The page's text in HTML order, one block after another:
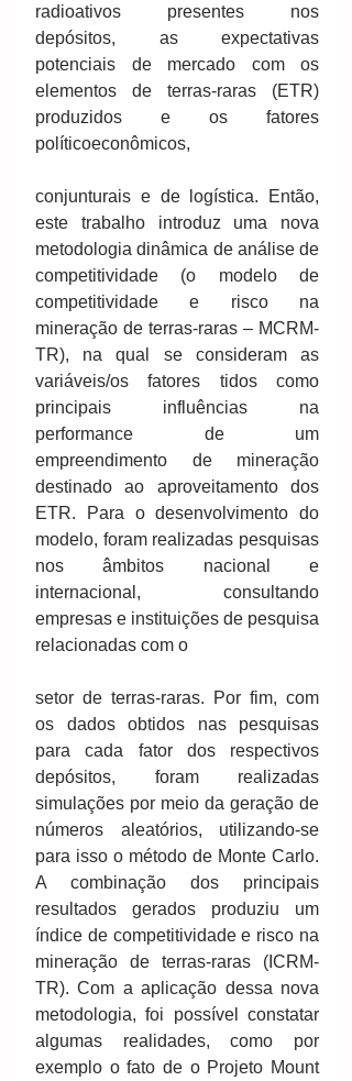
radioativos presentes nos
depósitos, as expectativas
potenciais de mercado com os
elementos de terras-raras (ETR)
produzidos e os fatores
políticoeconômicos,
conjunturais e de logística. Então,
este trabalho introduz uma nova
metodologia dinâmica de análise de
competitividade (o modelo de
competitividade e risco na
mineração de terras-raras – MCRM-
TR), na qual se consideram as
variáveis/os fatores tidos como
principais influências na
performance de um
empreendimento de mineração
destinado ao aproveitamento dos
ETR. Para o desenvolvimento do
modelo, foram realizadas pesquisas
nos âmbitos nacional e
internacional, consultando
empresas e instituições de pesquisa
relacionadas com o
setor de terras-raras. Por fim, com
os dados obtidos nas pesquisas
para cada fator dos respectivos
depósitos, foram realizadas
simulações por meio da geração de
números aleatórios, utilizando-se
para isso o método de Monte Carlo.
A combinação dos principais
resultados gerados produziu um
índice de competitividade e risco na
mineração de terras-raras (ICRM-
TR). Com a aplicação dessa nova
metodologia, foi possível constatar
algumas realidades, como por
exemplo o fato de o Projeto Mount